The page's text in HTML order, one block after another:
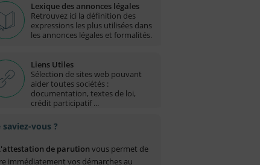
Lexique des annonces légales
Retrouvez ici la définition des
expressions les plus utilisées dans
les annonces légales et formalités.
Liens Utiles
Sélection de sites web pouvant
aider toutes sociétés :
documentation, textes de loi,
crédit participatif ...
saviez-vous ?
de parution vous permet de
immédiatement vos démarches au